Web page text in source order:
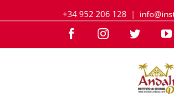
+34 952 206 128 |
FacebookInstagramTwitter